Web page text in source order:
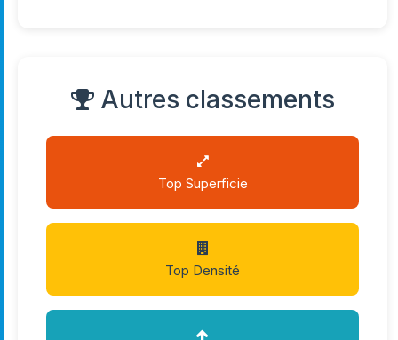
Autres classements
Top Superficie
Top Densité